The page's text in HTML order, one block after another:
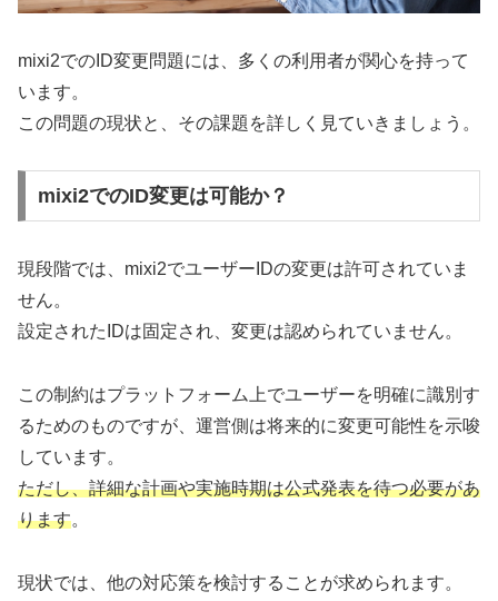
mixi2でのID変更問題には、多くの利用者が関心を持って
います。
この問題の現状と、その課題を詳しく見ていきましょう。
mixi2でのID変更は可能か？
現段階では、mixi2でユーザーIDの変更は許可されていま
せん。
設定されたIDは固定され、変更は認められていません。
この制約はプラットフォーム上でユーザーを明確に識別す
るためのものですが、運営側は将来的に変更可能性を示唆
しています。
ただし、詳細な計画や実施時期は公式発表を待つ必要があ
ります。
現状では、他の対応策を検討することが求められます。